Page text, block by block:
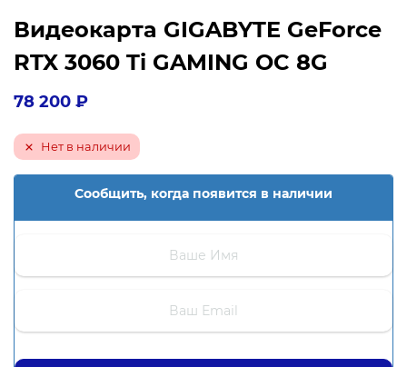
Видеокарта GIGABYTE GeForce
RTX 3060 Ti GAMING OC 8G
78 200 ₽
Нет в наличии
Сообщить, когда появится в наличии